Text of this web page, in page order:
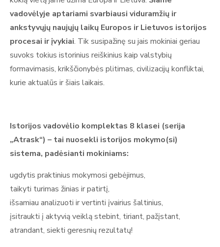
vadovėlyje aptariami svarbiausi viduramžių ir
ankstyvųjų naujųjų laikų Europos ir Lietuvos istorijos
procesai ir įvykiai. Tik susipažinę su jais mokiniai geriau
suvoks tokius istorinius reiškinius kaip valstybių
formavimasis, krikščionybės plitimas, civilizacijų konfliktai,
kurie aktualūs ir šiais laikais.
Istorijos vadovėlio komplektas 8 klasei (serija
„Atrask“) – tai nuosekli istorijos mokymo(si)
sistema, padėsianti mokiniams:
ugdytis praktinius mokymosi gebėjimus,
taikyti turimas žinias ir patirtį,
išsamiau analizuoti ir vertinti įvairius šaltinius,
įsitraukti į aktyvią veiklą stebint, tiriant, pažįstant,
atrandant, siekti geresnių rezultatų!